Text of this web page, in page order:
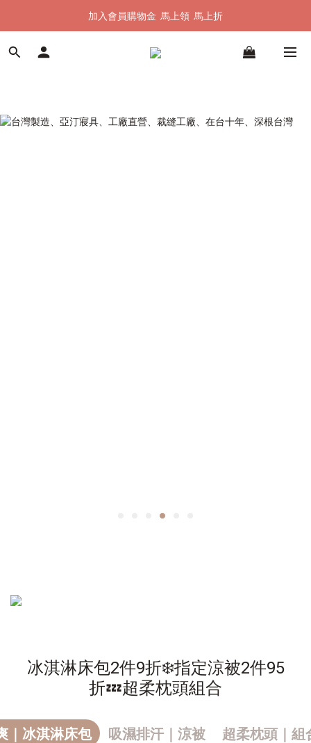
加入會員購物金  馬上領  馬上折
加入會員購物金  馬上領  馬上折
全館單筆滿 $1500 即享全台免運
冰淇淋床包2件9折❄️指定涼被2件95
折💤超柔枕頭組合
｜冰淇淋床包 吸濕排汗｜涼被 超柔枕頭｜組